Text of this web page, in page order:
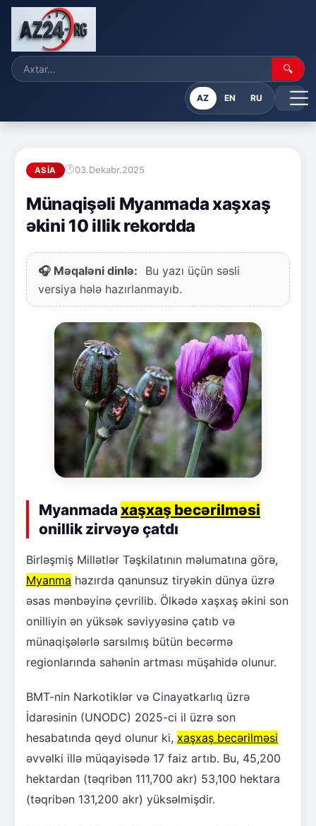
🔍
AZ EN RU
ASIA 03.Dekabr.2025
Münaqişəli Myanmada xaşxaş
əkini 10 illik rekordda
🎧 Məqaləni dinlə:
Bu yazı üçün səsli
versiya hələ hazırlanmayıb.
Myanmadaxaşxaş becərilməsi
onillik zirvəyə çatdı
Birləşmiş Millətlər Təşkilatının məlumatına görə,
Myanma hazırda qanunsuz tiryəkin dünya üzrə
əsas mənbəyinə çevrilib. Ölkədə xaşxaş əkini son
onilliyin ən yüksək səviyyəsinə çatıb və
münaqişələrlə sarsılmış bütün becərmə
regionlarında sahənin artması müşahidə olunur.
BMT-nin Narkotiklər və Cinayətkarlıq üzrə
İdarəsinin (UNODC) 2025-ci il üzrə son
hesabatında qeyd olunur ki, xaşxaş becərilməsi
əvvəlki illə müqayisədə 17 faiz artıb. Bu, 45,200
hektardan (təqribən 111,700 akr) 53,100 hektara
(təqribən 131,200 akr) yüksəlmişdir.